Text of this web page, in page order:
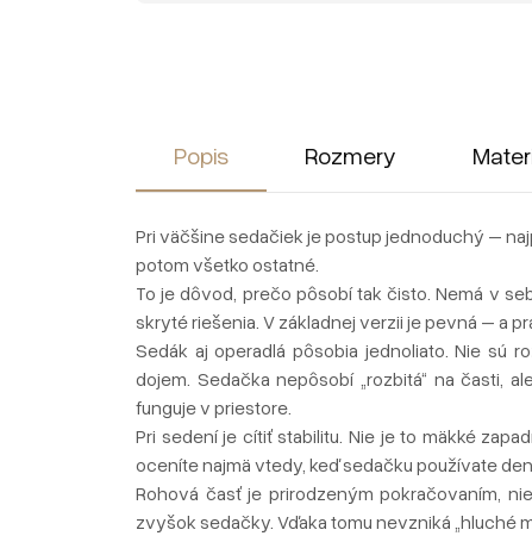
Popis Rozmery
Pri väčšine sedačiek je postup jednoduchý –
potom všetko ostatné.
To je dôvod, prečo pôsobí tak čisto. Nemá v
skryté riešenia. V základnej verzii je pevná – a
Sedák aj operadlá pôsobia jednoliato. Nie sú
dojem. Sedačka nepôsobí „rozbitá“ na časti,
funguje v priestore.
Pri sedení je cítiť stabilitu. Nie je to mäkké
oceníte najmä vtedy, keď sedačku používate
Rohová časť je prirodzeným pokračovaním,
zvyšok sedačky. Vďaka tomu nevzniká „hluché